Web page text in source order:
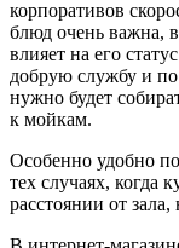
корпоративов
блюд очень важна,
влияет на его
добрую службу и
нужно будет
к мойкам.
Особенно удобно
тех случаях, когда
расстоянии от